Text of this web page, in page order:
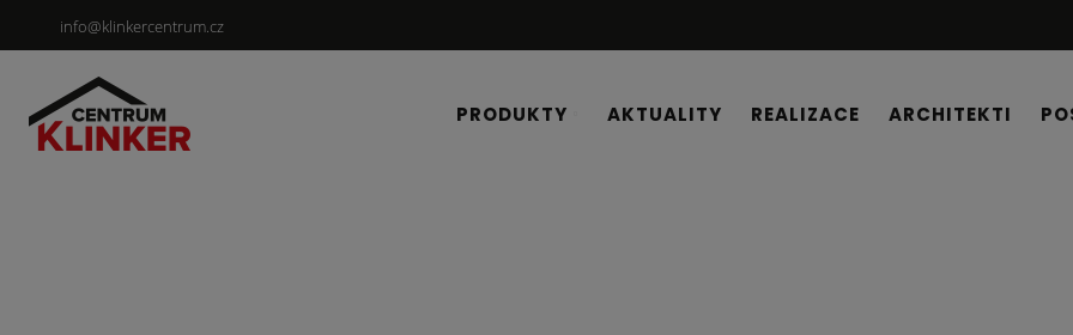
info@klinkercentrum.cz
PRODUKTY AKTUALITY REALIZACE ARCHITEKTI